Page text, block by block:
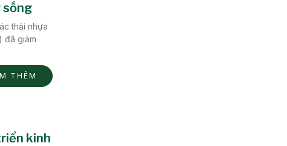
sống
thải nhựa
đã giảm
THÊM
kinh